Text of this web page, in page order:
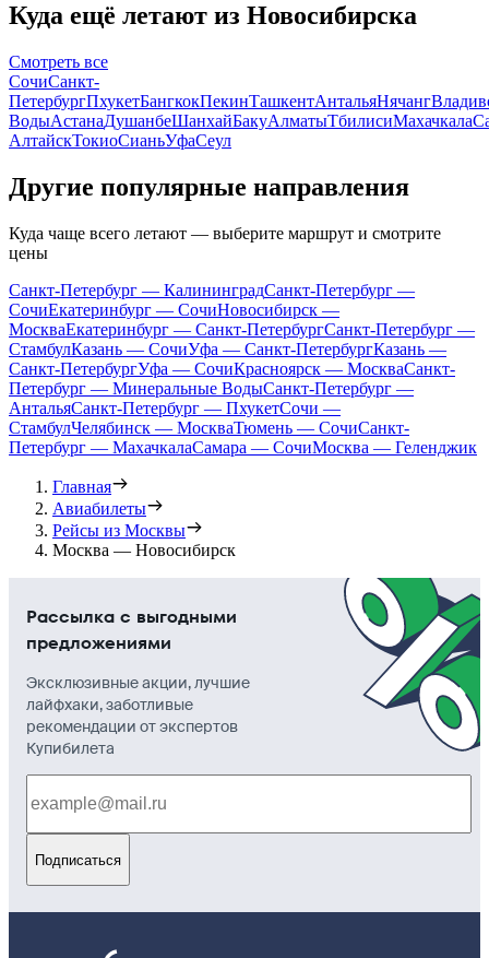
Куда ещё летают из Новосибирска
Смотреть все
СочиСанкт-
ПетербургПхукетБангкокПекинТашкентАнтальяНячанг
ВодыАстанаДушанбеШанхайБакуАлматыТбилисиМахачкала
АлтайскТокиоСианьУфаСеул
Другие популярные направления
Куда чаще всего летают — выберите маршрут и смотрите
цены
Санкт-Петербург — КалининградСанкт-Петербург —
СочиЕкатеринбург — СочиНовосибирск —
МоскваЕкатеринбург — Санкт-ПетербургСанкт-Петербург —
СтамбулКазань — СочиУфа — Санкт-ПетербургКазань —
Санкт-ПетербургУфа — СочиКрасноярск — МоскваСанкт-
Петербург — Минеральные ВодыСанкт-Петербург —
АнтальяСанкт-Петербург — ПхукетСочи —
СтамбулЧелябинск — МоскваТюмень — СочиСанкт-
Петербург — МахачкалаСамара — СочиМосква — Геленджик
Главная
Авиабилеты
Рейсы из Москвы
Москва — Новосибирск
Рассылка с выгодными
предложениями
Эксклюзивные акции, лучшие
лайфхаки, заботливые
рекомендации от экспертов
Купибилета
Подписаться